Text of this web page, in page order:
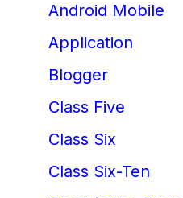
Android Mobile
Application
Blogger
Class Five
Class Six
Class Six-Ten